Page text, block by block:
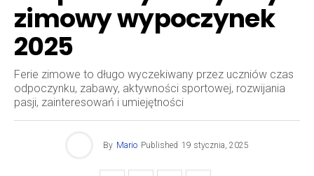
zimowy wypoczynek
2025
Ferie zimowe to długo wyczekiwany przez uczniów czas
odpoczynku, zabawy, aktywności sportowej, rozwijania
pasji, zainteresowań i umiejętności
By Mario Published 19 stycznia, 2025